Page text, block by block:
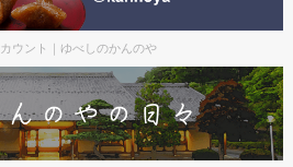
ウント｜ゆべしのかんのや